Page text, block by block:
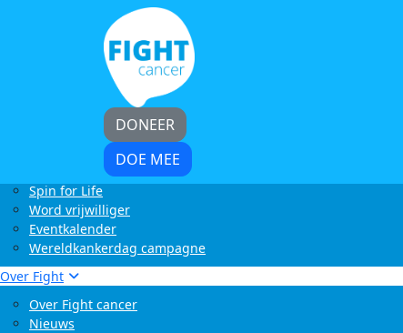
Start zelf een actie
Light at Night Walk
Rollercoaster Run
Swim to Fight Cancer
Buffelrun X Fight cancer
Tocht om de Noord
Spin for Life
Word vrijwilliger
Eventkalender
Wereldkankerdag campagne
Over Fight
Over Fight cancer
Nieuws
DONEER
DOE MEE